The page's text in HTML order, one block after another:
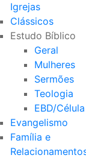
Igrejas
Clássicos
Estudo Bíblico
Geral
Mulheres
Sermões
Teologia
EBD/Célula
Evangelismo
Família e